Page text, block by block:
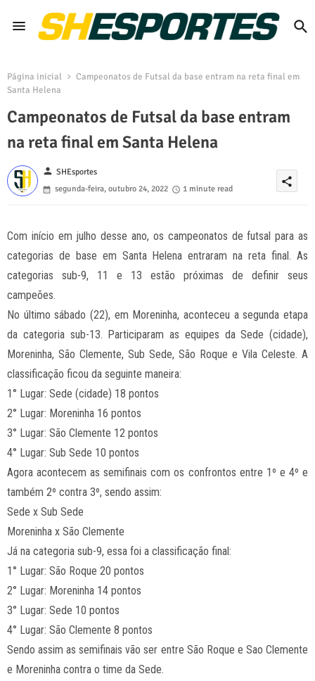
Página inicial
Campeonatos de Futsal da base entram na reta final em
Santa Helena
Campeonatos de Futsal da base entram
na reta final em Santa Helena
person SHEsportes
segunda-feira, outubro 24, 2022
1 minute read
share
Com início em julho desse ano, os campeonatos de futsal para as
categorias de base em Santa Helena entraram na reta final. As
categorias sub-9, 11 e 13 estão próximas de definir seus
campeões.
No último sábado (22), em Moreninha, aconteceu a segunda etapa
da categoria sub-13. Participaram as equipes da Sede (cidade),
Moreninha, São Clemente, Sub Sede, São Roque e Vila Celeste. A
classificação ficou da seguinte maneira:
1° Lugar: Sede (cidade) 18 pontos
2° Lugar: Moreninha 16 pontos
3° Lugar: São Clemente 12 pontos
4° Lugar: Sub Sede 10 pontos
Agora acontecem as semifinais com os confrontos entre 1º e 4º e
também 2º contra 3º, sendo assim:
Sede x Sub Sede
Moreninha x São Clemente
Já na categoria sub-9, essa foi a classificação final:
1° Lugar: São Roque 20 pontos
2° Lugar: Moreninha 14 pontos
3° Lugar: Sede 10 pontos
4° Lugar: São Clemente 8 pontos
Sendo assim as semifinais vão ser entre São Roque e Sao Clemente
e Moreninha contra o time da Sede.